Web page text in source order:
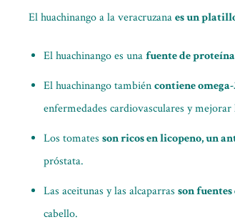
El huachinango a la veracruzanaes un
El huachinango es unafuente de
El huachinango tambiéncontiene
enfermedades cardiovasculares y
Los tomates son ricos en licopeno, un
próstata.
Las aceitunas y las alcaparras son
cabello.